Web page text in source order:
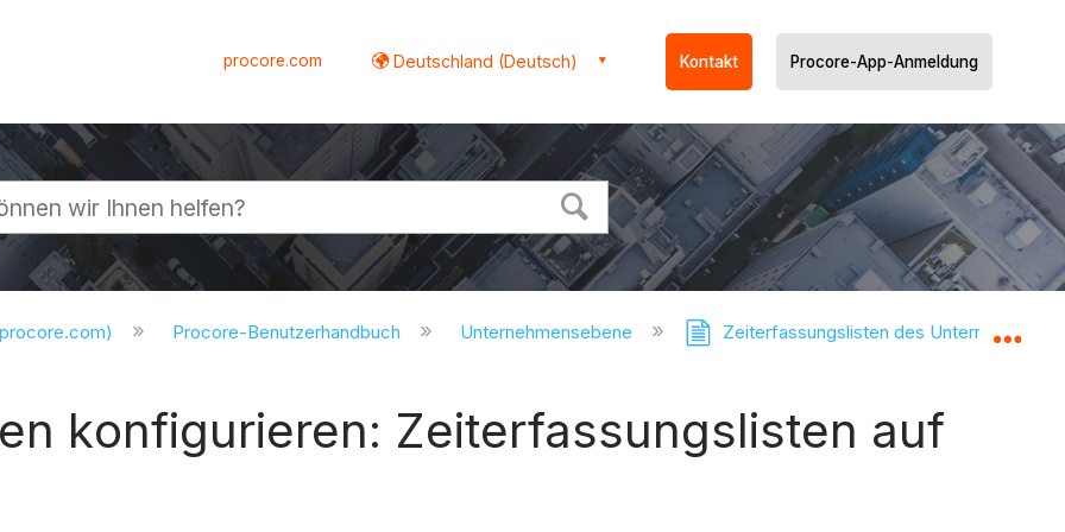
procore.com Deutschland (Deutsch) Kontakt Procore-App-Anmeldung
Procore-Benutzerhandbuch Unternehmensebene Zeiterfassungslisten des Unternehmens
konfigurieren: Zeiterfassungslisten auf